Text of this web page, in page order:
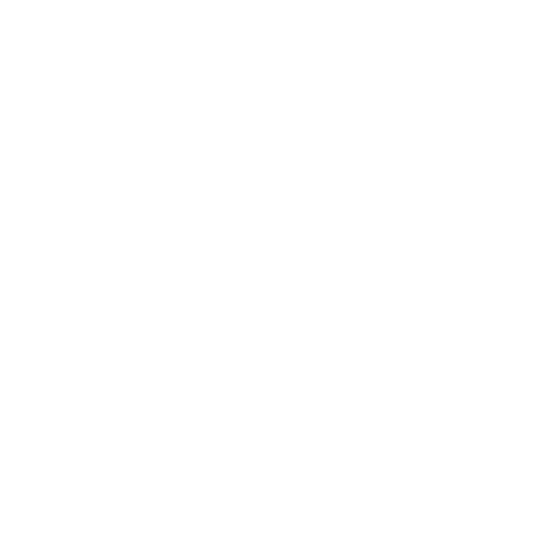
которое нужно изменить, и введите новое значение.
свойством в ссылочной модели данных и
на применение переопределения к свойству. Обновления,
свойстве. Все остальные свойства остаются